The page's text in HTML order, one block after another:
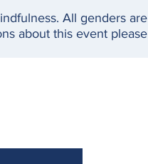
All genders are
about this event please